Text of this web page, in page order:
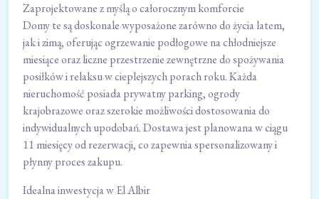
Zaprojektowane z myślą o całorocznym komforcie
Domy te są doskonale wyposażone zarówno do życia latem,
jak i zimą, oferując ogrzewanie podłogowe na chłodniejsze
miesiące oraz liczne przestrzenie zewnętrzne do spożywania
posiłków i relaksu w cieplejszych porach roku. Każda
nieruchomość posiada prywatny parking, ogrody
krajobrazowe oraz szerokie możliwości dostosowania do
indywidualnych upodobań. Dostawa jest planowana w ciągu
11 miesięcy od rezerwacji, co zapewnia spersonalizowany i
płynny proces zakupu.
Idealna inwestycja w El Albir